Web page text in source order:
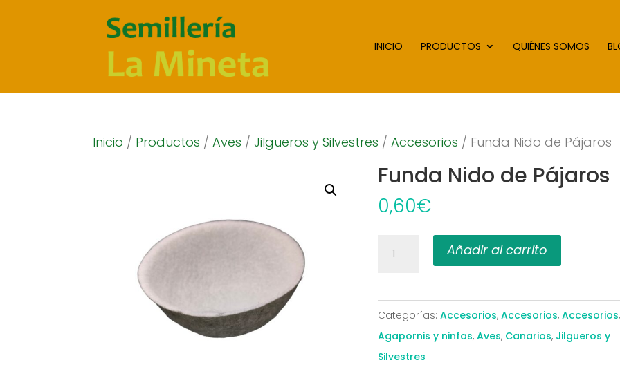
INICIO PRODUCTOS QUIÉNES SOMOS
Inicio / Productos /Aves / Jilgueros y Silvestres /Accesorios / Funda Nido de Pájaros
Funda Nido de Pájaros
0,60€
Pájaros
cantidad
Añadir al carrito
Categorías:Accesorios,Accesorios,Accesorios,
Agapornis y ninfas,Aves, Canarios, Jilgueros y
Silvestres